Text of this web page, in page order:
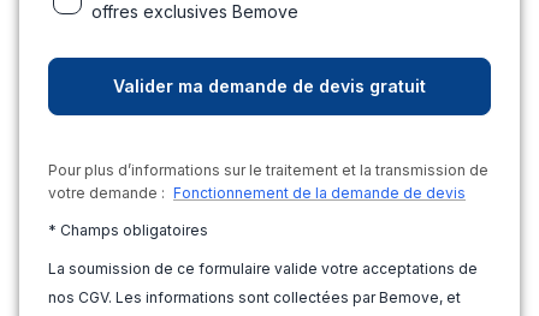
offres exclusives Bemove
Pour plus d’informations sur le traitement et la transmission de
votre demande : Fonctionnement de la demande de devis
* Champs obligatoires
La soumission de ce formulaire valide votre acceptations de
nos CGV. Les informations sont collectées par Bemove, et